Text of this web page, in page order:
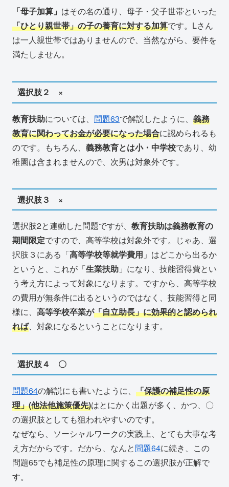
「母子加算」 はその名の通り、母子・父子世帯といった
「ひとり親世帯」の子の養育に対する加算です。Lさん
は一人親世帯ではありませんので、当然ながら、要件を
満たしません。
選択肢２ ×
教育扶助については、 問題63で解説したように、 義務
教育に関わってお金が必要になった場合に認められるも
のです。もちろん、 義務教育とは小・中学校であり、幼
稚園は含まれませんので、次男は対象外です。
選択肢３ ×
選択肢2と連動した問題ですが、 教育扶助は義務教育の
期間限定ですので、高等学校は対象外です。じゃあ、選
択肢３にある「高等学校等就学費用 」はどこから出るか
というと、これが「生業扶助 」になり、技能習得費とい
う考え方によって対象になります。ですから、高等学校
の費用が無条件に出るというのではなく、技能習得と同
様に、 高等学校卒業が「自立助長」に効果的と認められ
れば、対象になるということになります。
選択肢４ 〇
問題64の解説にも書いたように、 「保護の補足性の原
理」(他法他施策優先)はとにかく出題が多く、かつ、〇
の選択肢としても狙われやすいのです。
なぜなら、ソーシャルワークの実践上、とても大事な考
え方だからです。だから、なんと問題64に続き、この
問題65でも補足性の原理に関するこの選択肢が正解で
す。